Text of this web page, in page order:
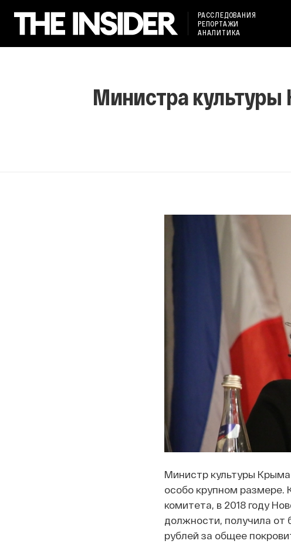
РАССЛЕДОВАНИЯ
РЕПОРТАЖИ
АНАЛИТИКА
Министра культуры
Министр культуры
особо крупном размере.
комитета, в 2018 году
должности, получила от
рублей за общее